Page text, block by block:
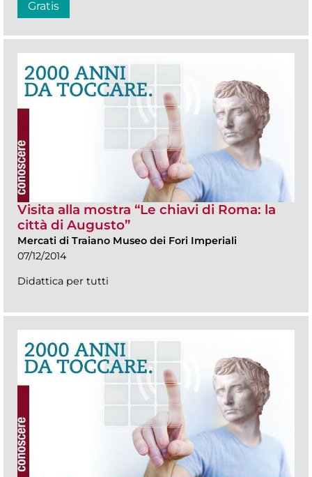
Gratis
Visita alla mostra “Le chiavi di Roma: la
città di Augusto”
Mercati di Traiano Museo dei Fori Imperiali
07/12/2014
Didattica per tutti